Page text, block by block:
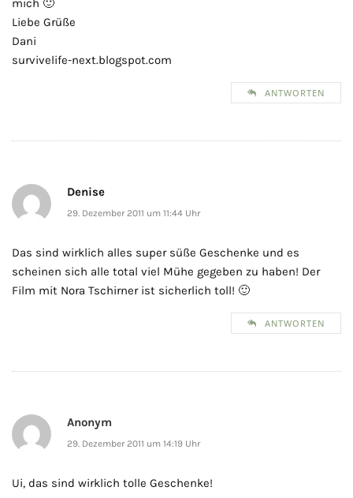
mich 🙂
Liebe Grüße
Dani
survivelife-next.blogspot.com
ANTWORTEN
Denise
29. Dezember 2011 um 11:44 Uhr
Das sind wirklich alles super süße Geschenke und es
scheinen sich alle total viel Mühe gegeben zu haben! Der
Film mit Nora Tschirner ist sicherlich toll! 🙂
ANTWORTEN
Anonym
29. Dezember 2011 um 14:19 Uhr
Ui, das sind wirklich tolle Geschenke!